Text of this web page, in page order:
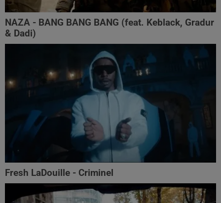
NAZA - BANG BANG BANG (feat. Keblack, Gradur
& Dadi)
Fresh LaDouille - Criminel